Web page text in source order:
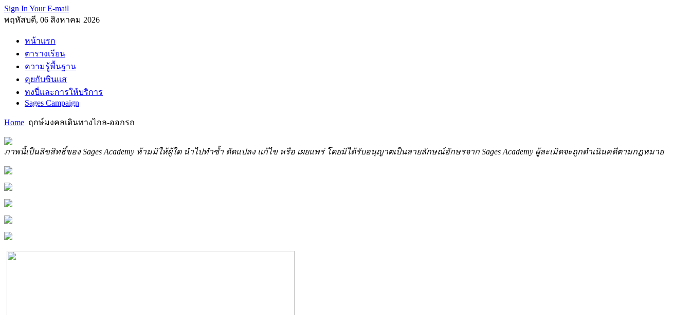
Sign In Your E-mail
พฤหัสบดี, 06 สิงหาคม 2026
หน้าแรก
ตารางเรียน
ความรู้พื้นฐาน
คุยกับซินแส
ทงปี่และการให้บริการ
Sages Campaign
Home ฤกษ์มงคลเดินทางไกล-ออกรถ
ภาพนี้เป็นลิขสิทธิ์ของ Sages Academy ห้ามมิให้ผู้ใด นำไปทำซ้ำ ดัดแปลง แก้ไข หรือ เผยแพร่ โดยมิได้รับอนุญาตเป็นลายลักษณ์อักษรจาก Sages Academy ผู้ละเมิดจะถูกดำเนินคดีตามกฎหมาย